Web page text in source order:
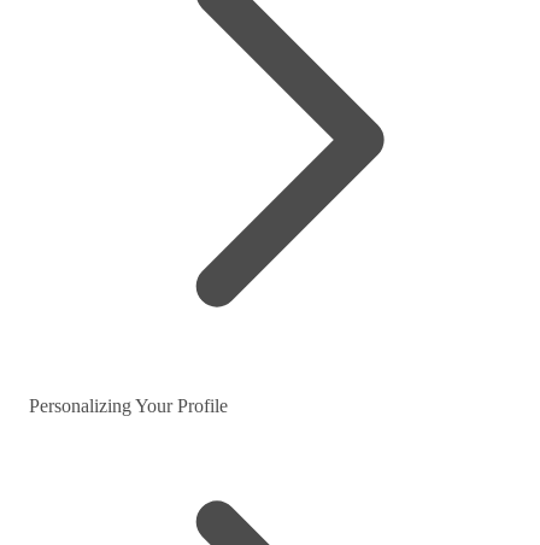
Personalizing Your Profile